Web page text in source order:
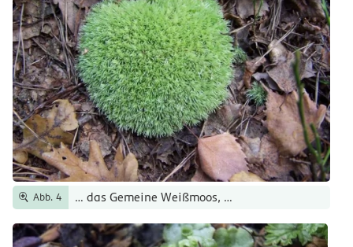
Abb. 4 … das Gemeine Weißmoos, …